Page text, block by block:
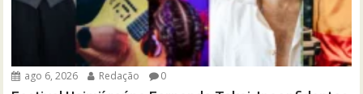
ago 6, 2026 Redação 0